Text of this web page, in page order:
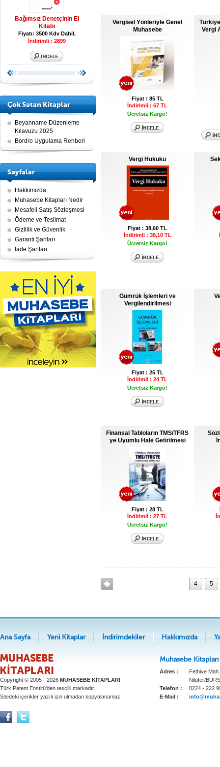
Bağımsız Denetçinin El
Kitabı
Fiyatı: 3500 Kdv Dahil.
İndirimli : 2899
Tüm Yönleriyle Kar Dağıtımı
Fiyatı: 1750 Kdv Dahil.
Tüm Vergi
Fiyatı: 1700 Kdv
Çok Satan Kitaplar
Beyanname Düzenleme
Kılavuzu 2025
Bordro Uygulama Rehberi
Sayfalar
Hakkımızda
Muhasebe Kitapları Nedir
Mesafeli Satış Sözleşmesi
Ödeme ve Teslimat
Gizlilik ve Güvenlik
Garanti Şartları
İade Şartları
Vergisel Yönleriyle Genel
Muhasebe
Fiyat : 85 TL
İndirimli : 67 TL
Ücretsiz Kargo!
Vergi
Vergi Hukuku
Fiyat : 38,60 TL
İndirimli : 38,10 TL
Ücretsiz Kargo!
Gümrük İşlemleri ve
Vergilendirilmesi
Fiyat : 25 TL
İndirimli : 24 TL
Ücretsiz Kargo!
Finansal Tabloların TMS/TFRS
ye Uyumlu Hale Getirilmesi
Fiyat : 28 TL
İndirimli : 27 TL
Ücretsiz Kargo!
4 5
Ana Sayfa Yeni Kitaplar İndirimdekiler Hakkımızda
Copyright © 2005 - 2026 MUHASEBE KİTAPLARI
Türk Patent Enstitü’den tescilli markadır.
Sitedeki içerikler yazılı izin olmadan kopyalanamaz.
Muhasebe
Adres :
Fethiye
Nilüfer/
Telefon :
0224 - 222
E-Mail :